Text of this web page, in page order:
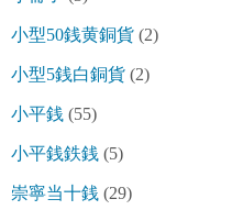
小型50銭黄銅貨 (2)
小型5銭白銅貨 (2)
小平銭 (55)
小平銭鉄銭 (5)
崇寧当十銭 (29)